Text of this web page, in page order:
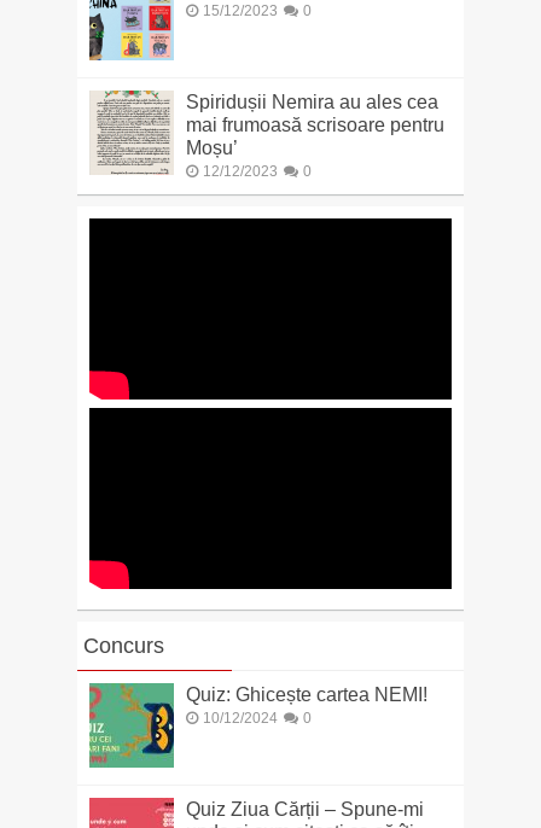
15/12/2023 0
Spiridușii Nemira au ales cea
mai frumoasă scrisoare pentru
Moșu’
12/12/2023 0
Concurs
Quiz: Ghicește cartea NEMI!
10/12/2024 0
Quiz Ziua Cărții – Spune-mi